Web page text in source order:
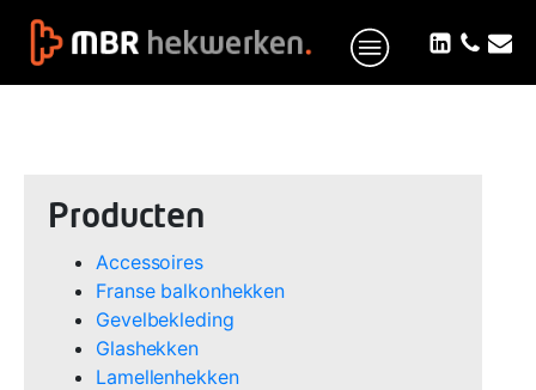
Producten
Accessoires
Franse balkonhekken
Gevelbekleding
Glashekken
Lamellenhekken